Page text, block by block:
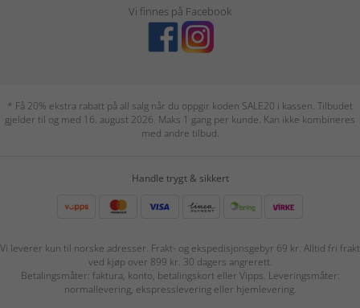
Vi finnes på Facebook
* Få 20% ekstra rabatt på all salg når du oppgir koden SALE20 i kassen. Tilbudet
gjelder til og med 16. august 2026. Maks 1 gang per kunde. Kan ikke kombineres
med andre tilbud.
Handle trygt & sikkert
Vi leverer kun til norske adresser. Frakt- og ekspedisjonsgebyr 69 kr. Alltid fri frakt
ved kjøp over 899 kr. 30 dagers angrerett.
Betalingsmåter: faktura, konto, betalingskort eller Vipps. Leveringsmåter:
normallevering, ekspresslevering eller hjemlevering.